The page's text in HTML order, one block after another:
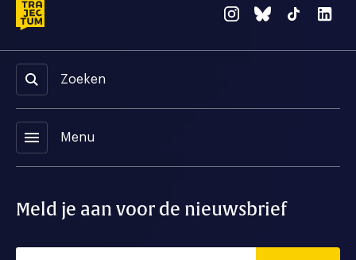
Zoeken
menu Menu
Meld je aan voor de nieuwsbrief